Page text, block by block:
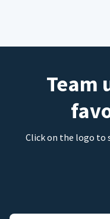
Team
Click on the logo to